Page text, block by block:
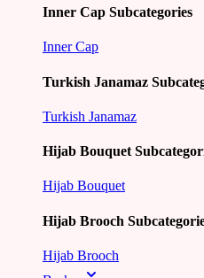
Inner Cap Subcategories
Inner Cap
Turkish Janamaz
Turkish Janamaz
Hijab Bouquet
Hijab Bouquet
Hijab Brooch
Hijab Brooch